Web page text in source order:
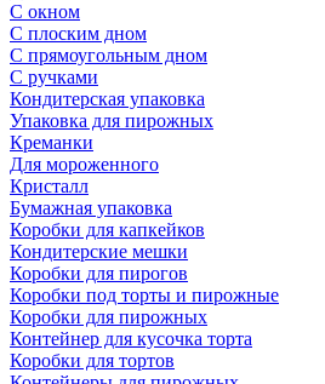
С окном
С плоским дном
С прямоугольным дном
С ручками
Кондитерская упаковка
Упаковка для пирожных
Креманки
Для мороженного
Кристалл
Бумажная упаковка
Коробки для капкейков
Кондитерские мешки
Коробки для пирогов
Коробки под торты и пирожные
Коробки для пирожных
Контейнер для кусочка торта
Коробки для тортов